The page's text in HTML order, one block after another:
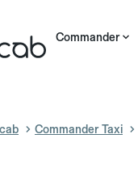
Commander
Commander Taxi